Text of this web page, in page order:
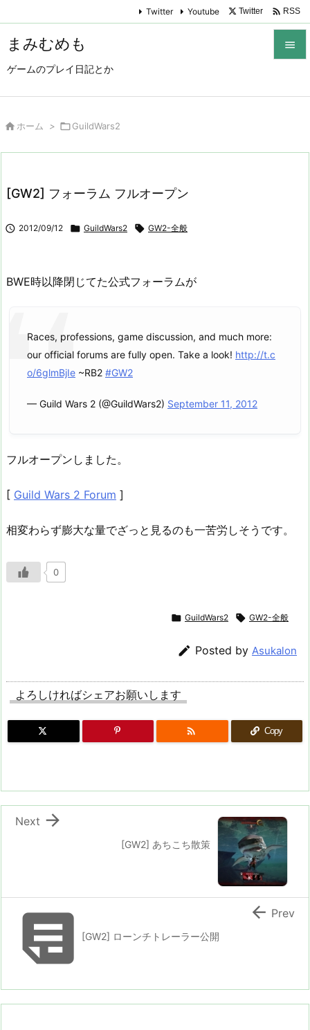
まみむめも
ゲームのプレイ日記とか

Twitter Youtube Twitter  RSS
 ホーム > GuildWars2
[GW2] フォーラム フルオープン
 2012/09/12  GuildWars2  GW2-全般
BWE時以降閉じてた公式フォーラムが
Races, professions, game discussion, and much more:
our official forums are fully open. Take a look! http://t.c
o/6glmBjIe ~RB2 #GW2
— Guild Wars 2 (@GuildWars2) September 11, 2012
フルオープンしました。
[ Guild Wars 2 Forum ]
相変わらず膨大な量でざっと見るのも一苦労しそうです。
0
 GuildWars2  GW2-全般
 Posted by Asukalon
よろしければシェアお願いします
 Copy
[GW2] あちこち散策

Next
[GW2] ローンチトレーラー公開
 Prev